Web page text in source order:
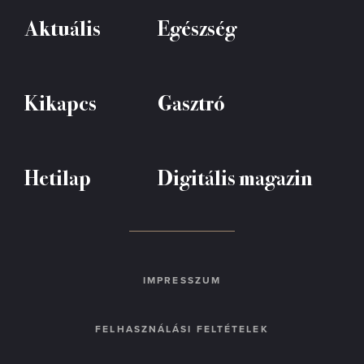
Aktuális Egészség
Kikapcs Gasztró
Hetilap Digitális magazin
IMPRESSZUM
FELHASZNÁLÁSI FELTÉTELEK